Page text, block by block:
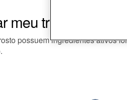
meu tratamento
possuem ingredientes ativos